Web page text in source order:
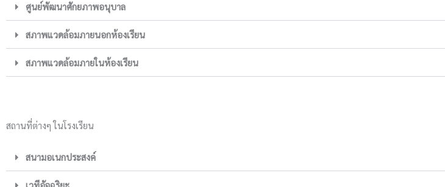
ศูนย์พัฒนาศักยภาพอนุบาล
สภาพแวดล้อมภายนอกห้องเรียน
สภาพแวดล้อมภายในห้องเรียน
สถานที่ต่างๆ ในโรงเรียน
สนามอเนกประสงค์